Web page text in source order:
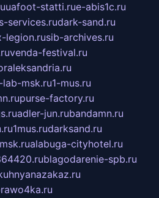
uafoot-statti.rue-abis1c.ru
services.rudark-sand.ru
legion.rusib-archives.ru
venda-festival.ru
lab-msk.ru1-mus.ru
purse-factory.ru
adler-jun.rubandamn.ru
1mus.rudarksand.ru
alabuga-cityhotel.ru
blagodarenie-spb.ru